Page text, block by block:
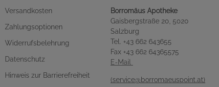
Versandkosten
Zahlungsoptionen
Widerrufsbelehrung
Datenschutz
Hinweis zur Barrierefreiheit
Borromäus Apotheke
Gaisbergstraße 20, 5020
Salzburg
Tel. +43 662 643655
Fax +43 662 64365575
E-Mail
(service@borromaeuspoint.at)